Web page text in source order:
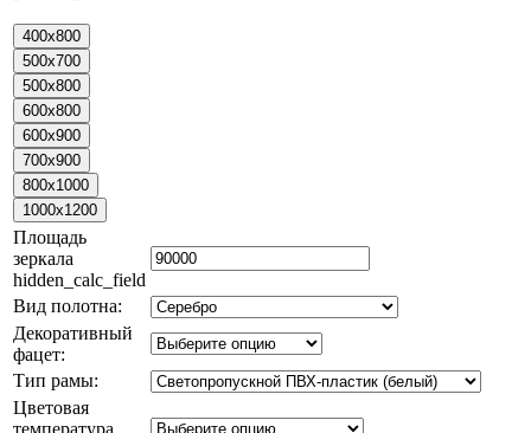
Площадь
зеркала
hidden_calc_field
Вид полотна:
Декоративный
фацет:
Тип рамы:
Цветовая
температура